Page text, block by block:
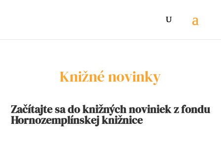
Knižné novinky
Začítajte sa do knižných noviniek z fondu
Hornozemplínskej knižnice